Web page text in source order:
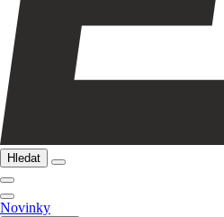
Hledat
Novinky